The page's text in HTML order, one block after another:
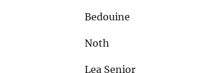
Bedouine
Noth
Lea Senior